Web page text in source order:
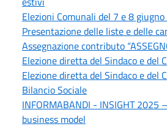
Elezioni Comunali del 7 e 8
Presentazione delle liste e delle
Assegnazione contributo
Elezione diretta del Sindaco e del
Elezione diretta del Sindaco e del
Bilancio Sociale
INFORMABANDI - INSIGHT 2025
business model